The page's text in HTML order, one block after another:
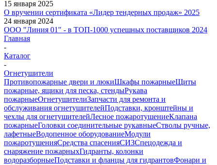
15 января 2025
О вручении сертификата «Лидер тендерных продаж» 2025
24 января 2024
ООО "Линия 01" - в ТОП-1000 успешных поставщиков 2024
Главная
-
Каталог
-
Огнетушители
Противопожарные двери и люкиШкафы пожарныеЩиты
пожарные, ящики для песка, стендыРукава
пожарныеОгнетушителиЗапчасти для ремонта и
обслуживания огнетушителейПодставки, кронштейны и
чехлы для огнетушителейЛесное пожаротушениеКлапана
пожарныеГоловки соединительные рукавныеСтволы ручные,
лафетныеВодопенное оборудованиеМодули
пожаротушенияСредства спасенияСИЗСпецодежда и
снаряжение пожарныхГидранты, колонки
водоразборныеПодставки и фланцы для гидрантовФонари и